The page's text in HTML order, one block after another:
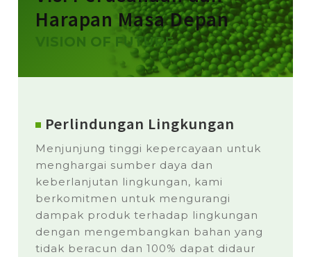
Harapan Masa Depan
VISION OF FUTURE
Perlindungan Lingkungan
Menjunjung tinggi kepercayaan untuk
menghargai sumber daya dan
keberlanjutan lingkungan, kami
berkomitmen untuk mengurangi
dampak produk terhadap lingkungan
dengan mengembangkan bahan yang
tidak beracun dan 100% dapat didaur